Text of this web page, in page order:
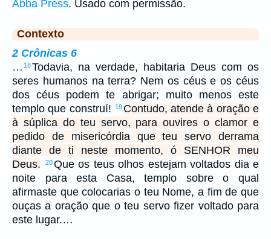
Abba Press. Usado com permissão.
Contexto
2 Crônicas 6
… 18Todavia, na verdade, habitaria Deus com os
seres humanos na terra? Nem os céus e os céus
dos céus podem te abrigar; muito menos este
templo que construí!
19 Contudo, atende à oração e
à súplica do teu servo, para ouvires o clamor e
pedido de misericórdia que teu servo derrama
diante de ti neste momento, ó SENHOR meu
Deus.
20 Que os teus olhos estejam voltados dia e
noite para esta Casa, templo sobre o qual
afirmaste que colocarias o teu Nome, a fim de que
ouças a oração que o teu servo fizer voltado para
este lugar.…